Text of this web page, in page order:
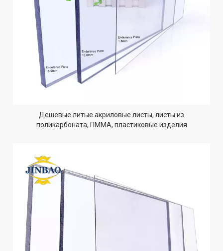
Дешевые литые акриловые листы, листы из
поликарбоната, ПММА, пластиковые изделия